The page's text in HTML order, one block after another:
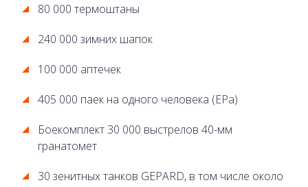
80 000 термоштаны
240 000 зимних шапок
100 000 аптечек
405 000 паек на одного человека (EPa)
Боекомплект 30 000 выстрелов 40-мм
гранатомет
30 зенитных танков GEPARD, в том числе около